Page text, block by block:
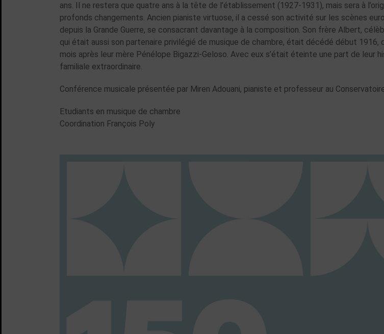
ans. Il ne restera que quatre ans à la tête de l’établissement (1927-1931), mais sera à
profonds changements. Ancien pianiste virtuose, il a cessé son activité sur les scènes
depuis la Grande Guerre, se consacrant davantage à la composition. Son frère Albert,
qui était aussi son partenaire privilégié de musique de chambre, était décédé début 1916,
mois après leur mère Pénélope Bigazzi-Geloso. Avec eux s’était éteinte une part de leur
familiale extraordinaire.
Conférence musicale présentée par Miren Adouani, pianiste et professeur au
Etudiants en musique de chambre
Coordination François Poly